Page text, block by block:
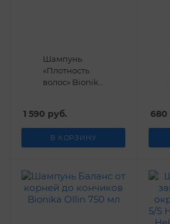
Шампунь
«Плотность
волос» Bionika
1 590 руб.
В КОРЗИНУ
680